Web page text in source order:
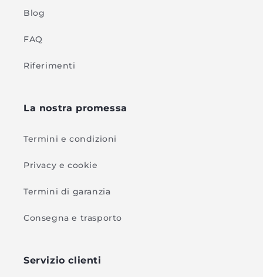
Blog
FAQ
Riferimenti
La nostra promessa
Termini e condizioni
Privacy e cookie
Termini di garanzia
Consegna e trasporto
Servizio clienti